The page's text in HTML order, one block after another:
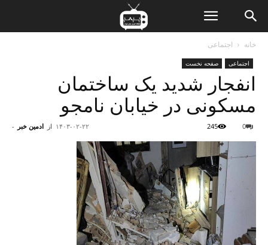
خانه اجتماعی
اجتماعی صفحه نخست
انفجار شدید یک ساختمان
مسکونی در خیابان نامجو
از ادمین خبر - ۱۴۰۳-۰۲-۲۲ 0
245